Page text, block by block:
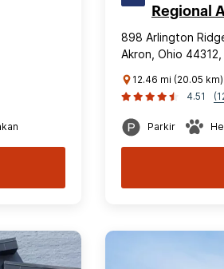
Regional
898 Arlington
Akron, Ohio
12.46 mi (20.05
4.51
Parkir